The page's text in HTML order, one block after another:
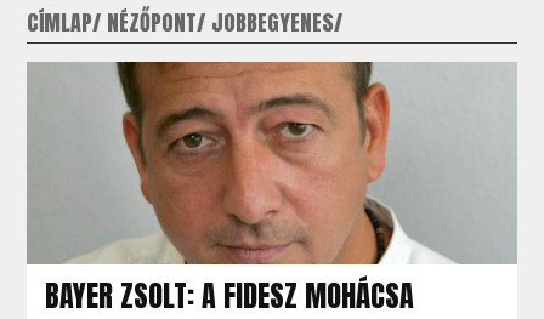
CÍMLAP NÉZŐPONT JOBBEGYENES
BAYER ZSOLT: A FIDESZ MOHÁCSA